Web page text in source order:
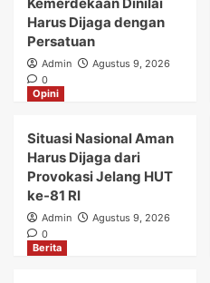
Harus Dijaga dengan
Persatuan
Admin
Agustus 9, 2026
0
Opini
Situasi Nasional Aman
Harus Dijaga dari
Provokasi Jelang HUT
ke-81 RI
Admin
Agustus 9, 2026
0
Berita